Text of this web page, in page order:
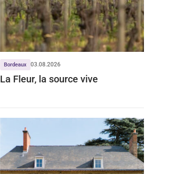
Bordeaux 03.08.2026
La Fleur, la source vive